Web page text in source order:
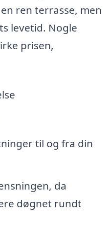
ren terrasse, men
levetid. Nogle
prisen,
til og fra din
da
døgnet rundt